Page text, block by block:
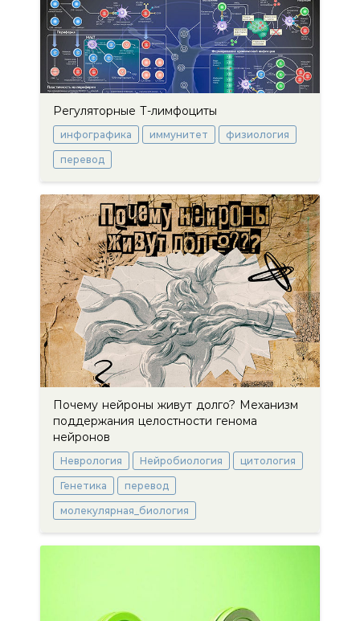
Регуляторные Т-лимфоциты
инфографика иммунитет физиология
перевод
Почему нейроны живут долго? Механизм
поддержания целостности генома
нейронов
Неврология Нейробиология цитология
Генетика перевод
молекулярная_биология